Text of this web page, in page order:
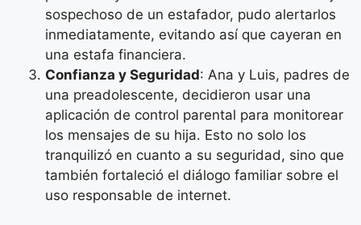
sospechoso de un estafador, pudo alertarlos
inmediatamente, evitando así que cayeran en
una estafa financiera.
Confianza y Seguridad: Ana y Luis, padres de
una preadolescente, decidieron usar una
aplicación de control parental para monitorear
los mensajes de su hija. Esto no solo los
tranquilizó en cuanto a su seguridad, sino que
también fortaleció el diálogo familiar sobre el
uso responsable de internet.